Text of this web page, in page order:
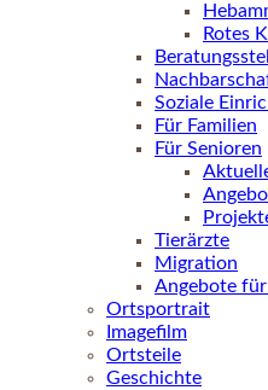
Rotes
Soziale
Für Familien
Für Senioren
Tierärzte
Migration
Angebote
Ortsportrait
Imagefilm
Ortsteile
Geschichte